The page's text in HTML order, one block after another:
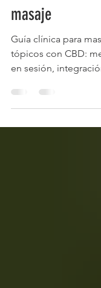
la práctica de
masaje
Guía clínica para
tópicos con CBD:
en sesión,